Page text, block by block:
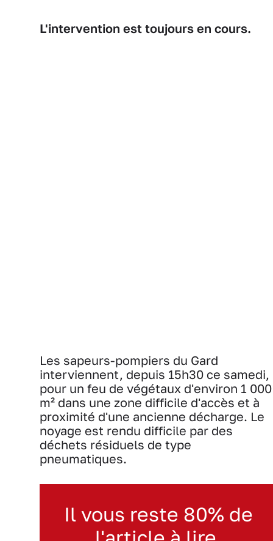
L'intervention est toujours en cours.
Les sapeurs-pompiers du Gard
interviennent, depuis 15h30 ce samedi,
pour un feu de végétaux d'environ 1 000
m² dans une zone difficile d'accès et à
proximité d'une ancienne décharge. Le
noyage est rendu difficile par des
déchets résiduels de type
pneumatiques.
Il vous reste 80% de